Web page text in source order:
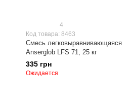
4
Код товара: 8463
Смесь легковыравнивающаяся
Anserglob LFS 71, 25 кг
335 грн
Ожидается